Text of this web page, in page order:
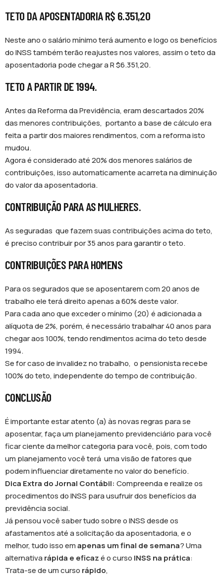
TETO DA APOSENTADORIA R$ 6.351,20
Neste ano o salário mínimo terá aumento e logo os benefícios
do INSS também terão reajustes nos valores, assim o teto da
aposentadoria pode chegar a R $6.351,20.
TETO A PARTIR DE 1994.
Antes da Reforma da Previdência, eram descartados 20%
das menores contribuições, portanto a base de cálculo era
feita a partir dos maiores rendimentos, com a reforma isto
mudou.
Agora é considerado até 20% dos menores salários de
contribuições, isso automaticamente acarreta na diminuição
do valor da aposentadoria.
CONTRIBUIÇÃO PARA AS MULHERES.
As seguradas que fazem suas contribuições acima do teto,
é preciso contribuir por 35 anos para garantir o teto.
CONTRIBUIÇÕES PARA HOMENS
Para os segurados que se aposentarem com 20 anos de
trabalho ele terá direito apenas a 60% deste valor.
Para cada ano que exceder o mínimo (20) é adicionada a
alíquota de 2%, porém, é necessário trabalhar 40 anos para
chegar aos 100%, tendo rendimentos acima do teto desde
1994.
Se for caso de invalidez no trabalho, o pensionista recebe
100% do teto, independente do tempo de contribuição.
CONCLUSÃO
É importante estar atento (a) às novas regras para se
aposentar, faça um planejamento previdenciário para você
ficar ciente da melhor categoria para você, pois, com todo
um planejamento você terá uma visão de fatores que
podem influenciar diretamente no valor do benefício.
Dica Extra do Jornal Contábil: Compreenda e realize os
procedimentos do INSS para usufruir dos benefícios da
previdência social.
Já pensou você saber tudo sobre o INSS desde os
afastamentos até a solicitação da aposentadoria, e o
melhor, tudo isso emapenas um final de semana? Uma
alternativa rápida e eficazé o curso INSS na prática:
Trata-se de um curso rápido,